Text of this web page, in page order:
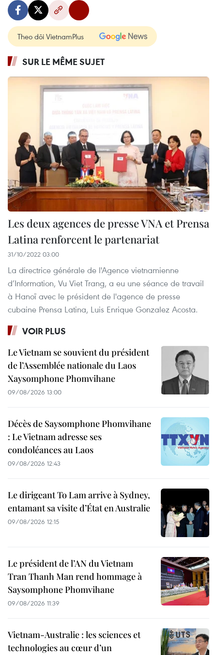
Theo dõi VietnamPlus
SUR LE MÊME SUJET
Les deux agences de presse VNA et Prensa
Latina renforcent le partenariat
31/10/2022 03:00
La directrice générale de l'Agence vietnamienne
d’Information, Vu Viet Trang, a eu une séance de travail
à Hanoï avec le président de l'agence de presse
cubaine Prensa Latina, Luis Enrique Gonzalez Acosta.
VOIR PLUS
Le Vietnam se souvient du président
de l’Assemblée nationale du Laos
Xaysomphone Phomvihane
09/08/2026 13:00
Décès de Saysomphone Phomvihane
: Le Vietnam adresse ses
condoléances au Laos
09/08/2026 12:43
Le dirigeant To Lam arrive à Sydney,
entamant sa visite d’État en Australie
09/08/2026 12:15
Le président de l’AN du Vietnam
Tran Thanh Man rend hommage à
Saysomphone Phomvihane
09/08/2026 11:39
Vietnam-Australie : les sciences et
technologies au cœur d’un